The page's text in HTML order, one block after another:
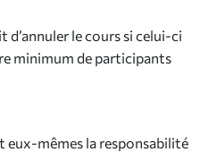
d’annuler le cours si celui-ci
minimum de participants
eux-mêmes la responsabilité